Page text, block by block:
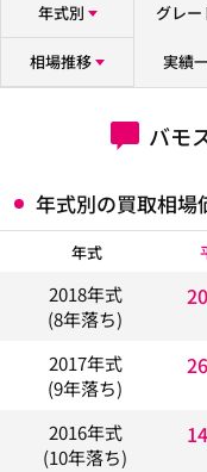
年式別 グレー
相場推移 実績
バモ
年式別の買取相場
年式
2018年式
(8年落ち)
2017年式
(9年落ち)
2016年式
(10年落ち)